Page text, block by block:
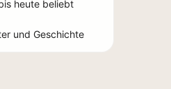
heute beliebt
und Geschichte